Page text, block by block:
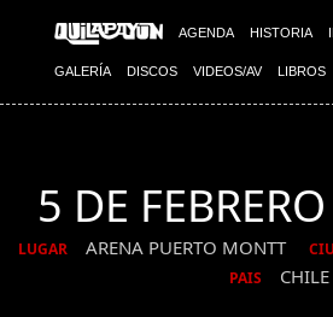
AGENDA HISTORIA
GALERÍA DISCOS VIDEOS/AV LIBROS
5 DE
LUGAR ARENA PUERTO MONTT
PAIS CHILE